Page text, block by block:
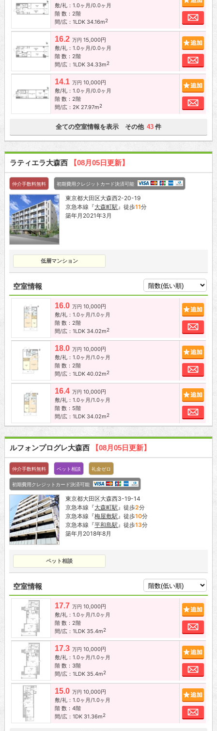
敷/礼：1.0ヶ月/0.0ヶ月
階 数：2階
間/広：1LDK 34.16m2
お
16.2 万円 15,000円
敷/礼：1.0ヶ月/0.0ヶ月
階 数：2階
間/広：1LDK 34.33m2
お
14.1 万円 10,000円
敷/礼：1.0ヶ月/0.0ヶ月
階 数：2階
間/広：2K 27.97m2
お
全ての空室情報を表示 その他 43 件
ラティエラ大森西 【08月05日更新】
仲介手数料無料 初期費用クレジットカード決済可能
東京都大田区大森西2-20-19
京急本線『大森町駅 』徒歩11分
築年月2021年3月
低層マンション
空室情報
16.0 万円 10,000円
敷/礼：1.0ヶ月/1.0ヶ月
階 数：2階
間/広：1LDK 34.02m2
お
18.0 万円 10,000円
敷/礼：1.0ヶ月/1.0ヶ月
階 数：2階
間/広：1LDK 40.02m2
お
16.4 万円 10,000円
敷/礼：1.0ヶ月/1.0ヶ月
階 数：5階
間/広：1LDK 34.02m2
お
ルフォンプログレ大森西 【08月05日更新】
仲介手数料無料 ペット相談 礼金ゼロ
初期費用クレジットカード決済可能
東京都大田区大森西3-19-14
京急本線『大森町駅 』徒歩2分
京急本線『梅屋敷駅 』徒歩10分
京急本線『平和島駅 』徒歩13分
築年月2018年8月
ペット相談
空室情報
17.7 万円 10,000円
敷/礼：1.0ヶ月/1.0ヶ月
階 数：2階
間/広：1LDK 35.4m2
お
17.3 万円 10,000円
敷/礼：1.0ヶ月/1.0ヶ月
階 数：3階
間/広：1LDK 35.4m2
お
15.0 万円 10,000円
敷/礼：1.0ヶ月/1.0ヶ月
階 数：4階
間/広：1DK 31.36m2
お